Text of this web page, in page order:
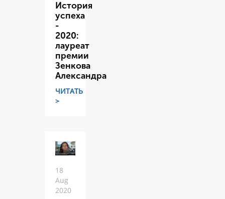
История
успеха
-
2020:
лауреат
премии
Зенкова
Александра
ЧИТАТЬ
>
18
Aug
2020